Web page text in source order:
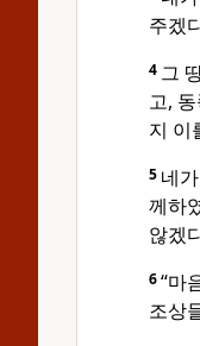
주겠
4 그
고,
지 이
5 네
께하
않겠
6“마
조상